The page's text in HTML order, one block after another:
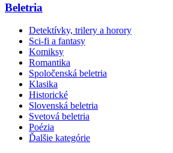
Beletria
Detektívky, trilery a horory
Sci-fi a fantasy
Komiksy
Romantika
Spoločenská beletria
Klasika
Historické
Slovenská beletria
Svetová beletria
Poézia
Ďalšie kategórie